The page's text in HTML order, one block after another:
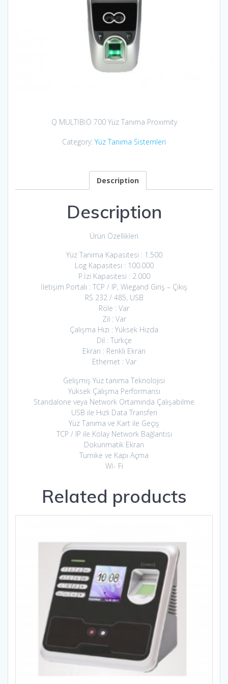
Q MULTİBİO 700 Yüz Tanıma Proximity
Category: Yüz Tanıma Sistemleri
Description
Description
Ürün Özellikleri
Yüz Tanıma Kapasitesi : 1.500
Log Kapasitesi : 100.000
P.İzi Kapasitesi : 2.000
İletişim Portalı : TCP / IP, Wiegand Giriş – Çıkış
RS 232 / 485, USB
Röle : Var
Zil : Var
Çalışma Hızı : Yüksek Hızda
Dil : Türkçe
Ekran : Renkli Ekran
Ethernet : Var
Gelişmiş Yüz tanıma Teknolojisi
Yüksek Çalışma Performansı
Standalone veya Network Ortamında Çalışabilme
USB ile Hızlı Data Transferi
Yüz Tanıma ve Kart ile Geçiş
TCP / IP ile Kolay Network Bağlantısı
Dokunmatik Ekran
Turnike ve Kapı Açma
Wİ- Fi
Related products